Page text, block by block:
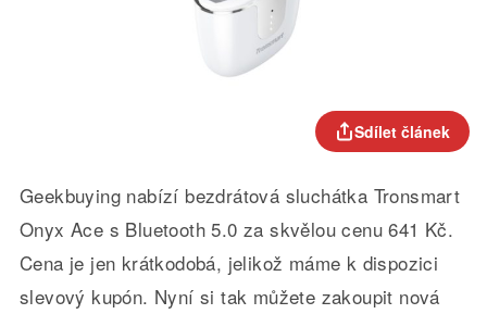
Sdílet článek
Geekbuying nabízí bezdrátová sluchátka Tronsmart
Onyx Ace s Bluetooth 5.0 za skvělou cenu 641 Kč.
Cena je jen krátkodobá, jelikož máme k dispozici
slevový kupón. Nyní si tak můžete zakoupit nová